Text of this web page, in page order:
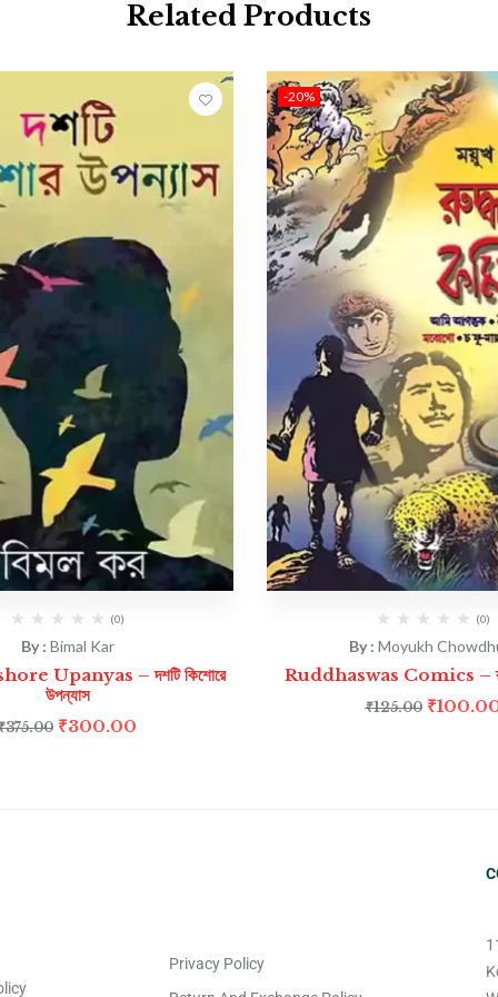
Related Products
(0)
By : Bimal Kar
Upanyas – দশটি কিশোরে
উপন্যাস
375.00 ₹300.00
-20%
(0)
By : Moyukh
Ruddhaswas Comics –
₹125.00 ₹
Privacy Policy